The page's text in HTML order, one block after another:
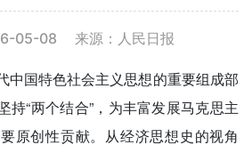
05-08 来源：人民日报
中国特色社会主义思想的重要组成部
持“两个结合”，为丰富发展马克思主
原创性贡献。从经济思想史的视角